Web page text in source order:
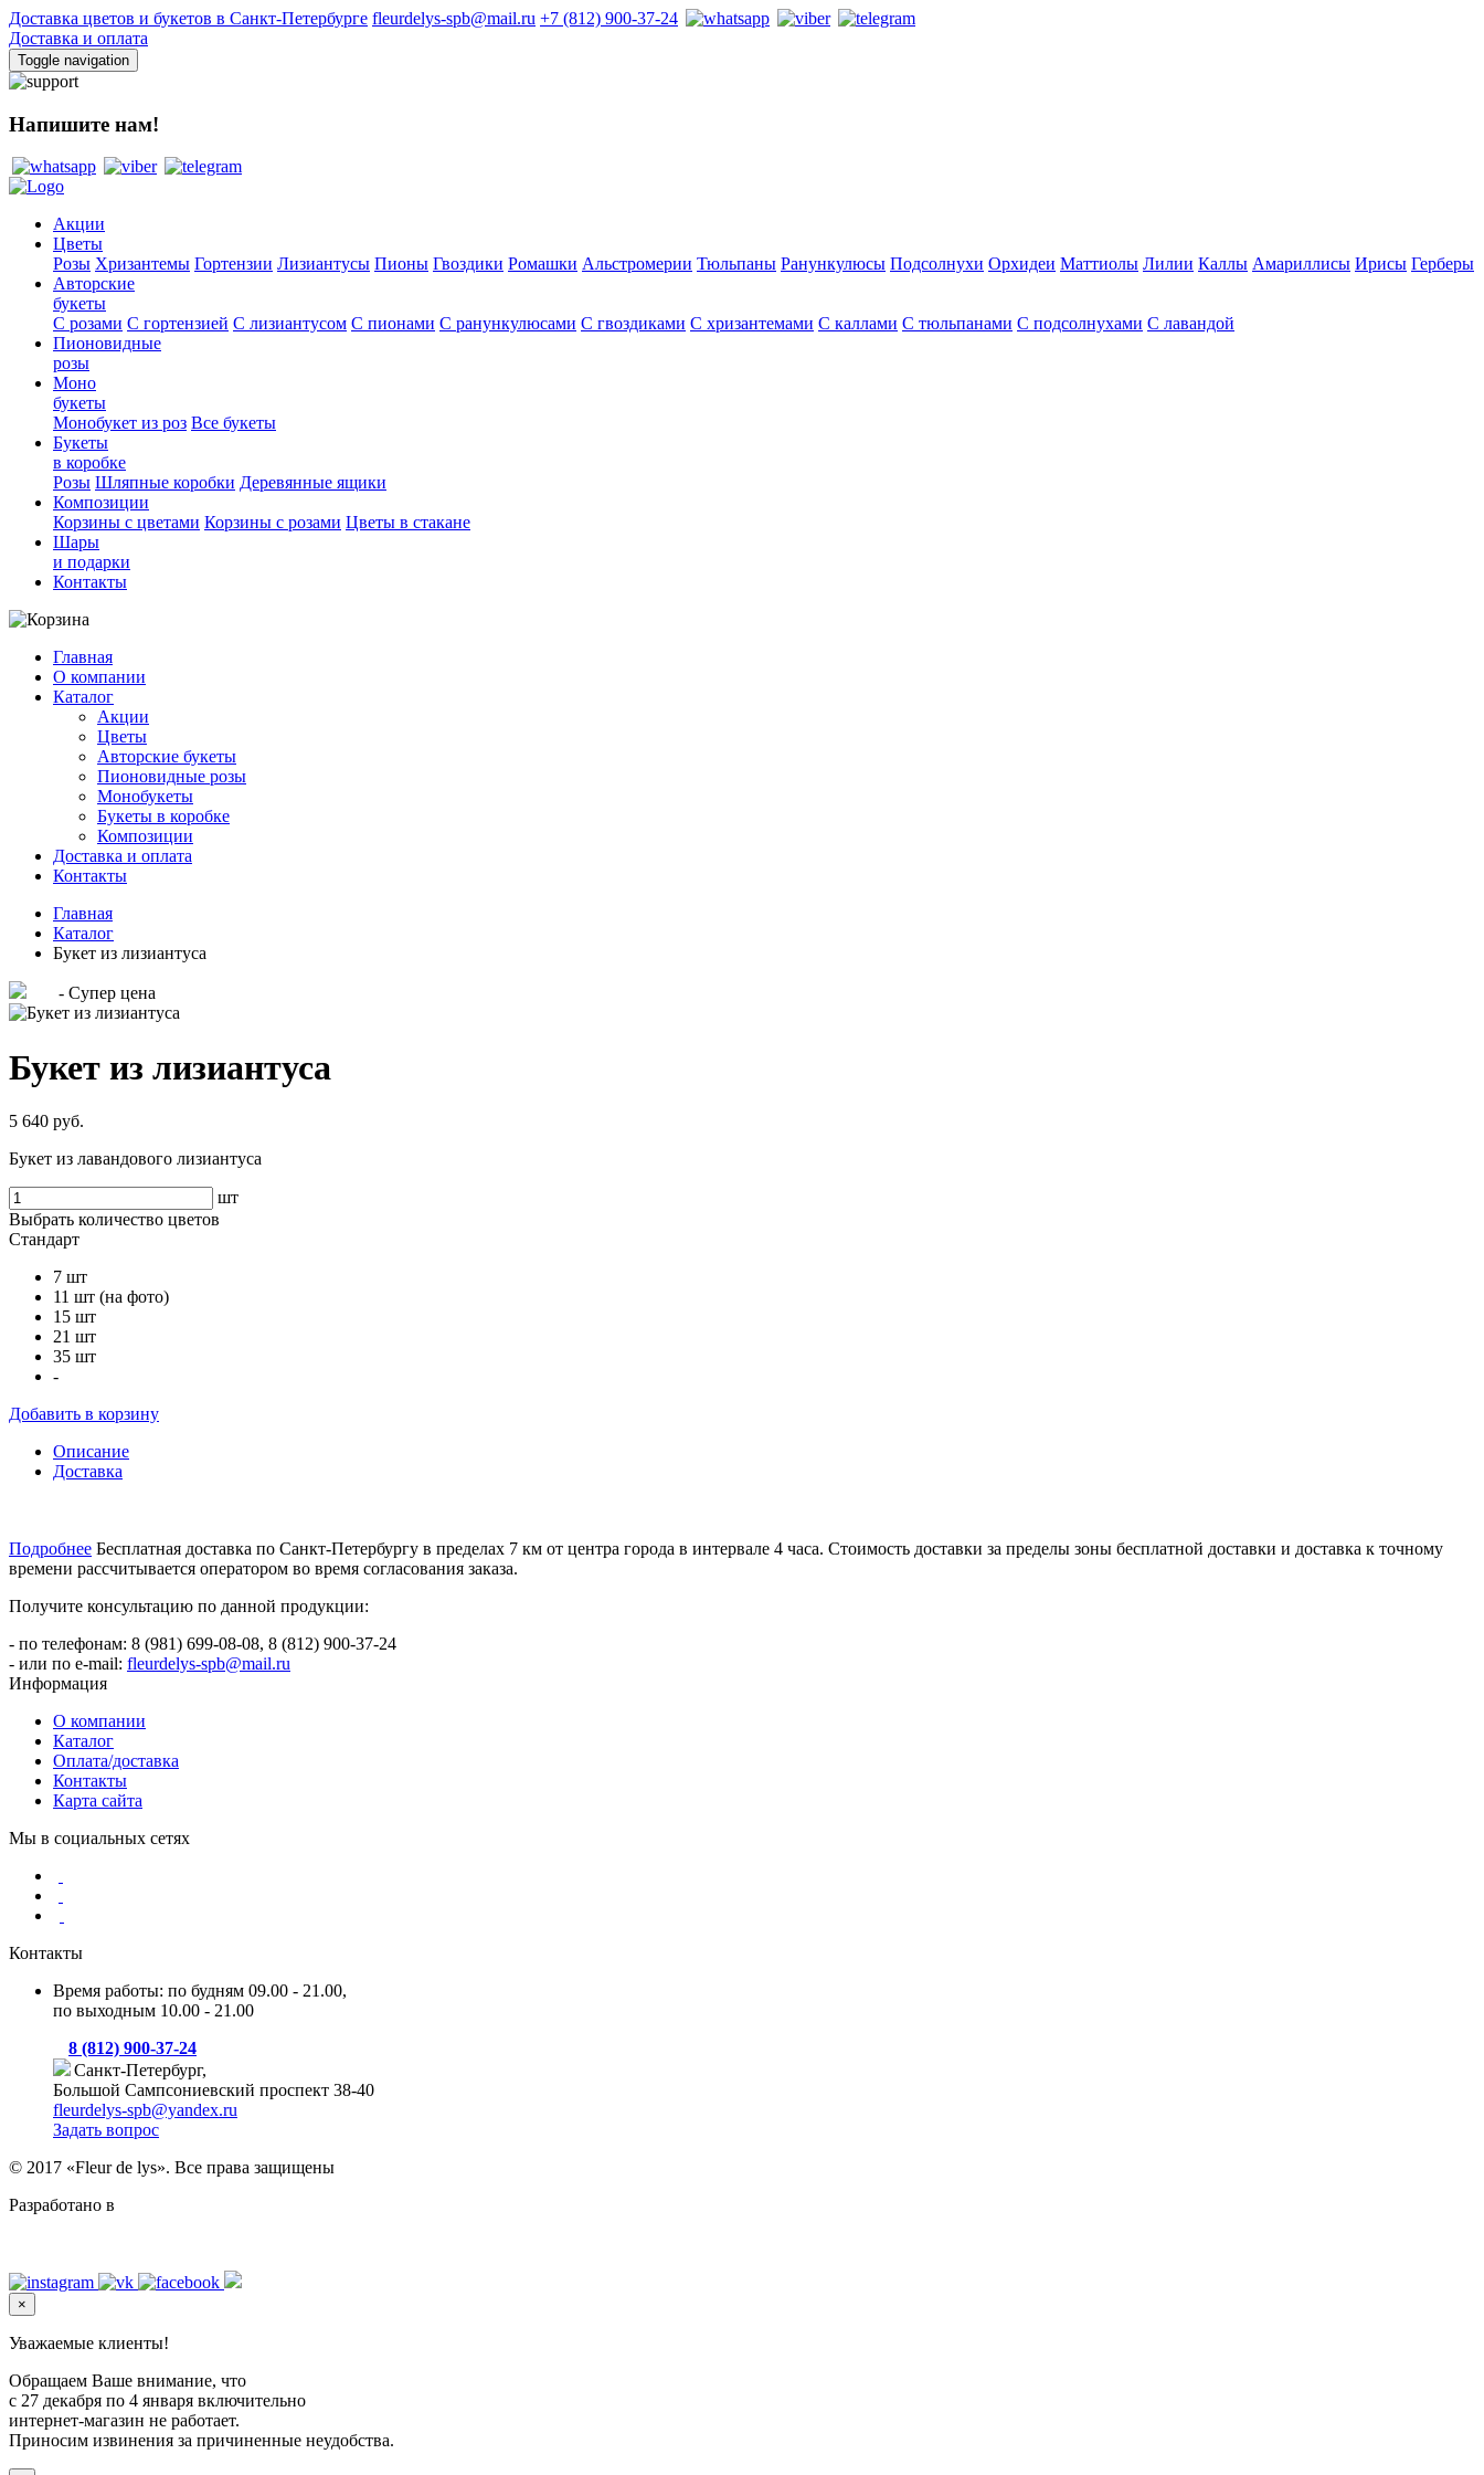
Доставка цветов и букетов в Санкт-Петербурге fleurdelys-spb@mail.ru +7 (812) 900-37-24
Доставка и оплата
Toggle navigation
Напишите нам!
Акции
Цветы
Розы Хризантемы Гортензии Лизиантусы Пионы Гвоздики Ромашки Альстромерии Тюльпаны Ранункулюсы Подсолнухи Орхидеи Маттиолы Лилии Каллы Амариллисы Ирисы Герберы
Авторские
букеты
С розами С гортензией С лизиантусом С пионами С ранункулюсами С гвоздиками С хризантемами С каллами С тюльпанами С подсолнухами С лавандой
Пионовидные
розы
Моно
букеты
Монобукет из роз Все букеты
Букеты
в коробке
Розы Шляпные коробки Деревянные ящики
Композиции
Корзины с цветами Корзины с розами Цветы в стакане
Шары
и подарки
Контакты
Главная
О компании
Каталог
Акции
Цветы
Авторские букеты
Пионовидные розы
Монобукеты
Букеты в коробке
Композиции
Доставка и оплата
Контакты
Главная
Каталог
Букет из лизиантуса
- Супер цена
Букет из лизиантуса
5 640 руб.
Букет из лавандового лизиантуса
шт
Выбрать количество цветов
Стандарт
7 шт
11 шт (на фото)
15 шт
21 шт
35 шт
-
Добавить в корзину
Описание
Доставка
Подробнее Бесплатная доставка по Санкт-Петербургу в пределах 7 км от центра города в интервале 4 часа. Стоимость доставки за пределы зоны бесплатной доставки и доставка к точному
времени рассчитывается оператором во время согласования заказа.
Получите консультацию по данной продукции:
- по телефонам: 8 (981) 699-08-08, 8 (812) 900-37-24
- или по e-mail: fleurdelys-spb@mail.ru
Информация
О компании
Каталог
Оплата/доставка
Контакты
Карта сайта
Мы в социальных сетях
Контакты
Время работы: по будням 09.00 - 21.00,
по выходным 10.00 - 21.00
8 (812) 900-37-24
Санкт-Петербург,
Большой Сампсониевский проспект 38-40
fleurdelys-spb@yandex.ru
Задать вопрос
© 2017 «Fleur de lys». Все права защищены
Разработано в
×
Уважаемые клиенты!
Обращаем Ваше внимание, что
с 27 декабря по 4 января включительно
интернет-магазин не работает.
Приносим извинения за причиненные неудобства.